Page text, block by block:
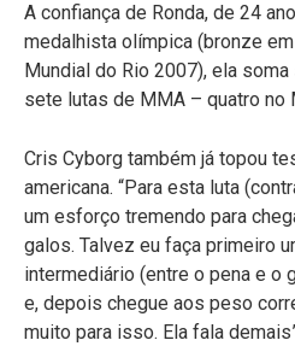
A confiança de Ronda, de 24
medalhista olímpica (bronze
Mundial do Rio 2007), ela
sete lutas de MMA – quatro no
Cris Cyborg também já topou
americana. “Para esta luta
um esforço tremendo para
galos. Talvez eu faça primeiro
intermediário (entre o pena e o
e, depois chegue aos peso
muito para isso. Ela fala